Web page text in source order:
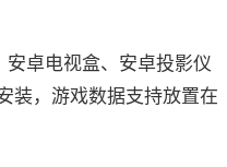
卓电视盒、安卓投影仪
装，游戏数据支持放置在